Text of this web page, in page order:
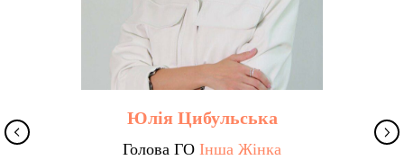
Юлія Цибульська
Голова ГО Інша Жінка